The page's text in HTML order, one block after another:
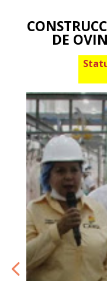
DE